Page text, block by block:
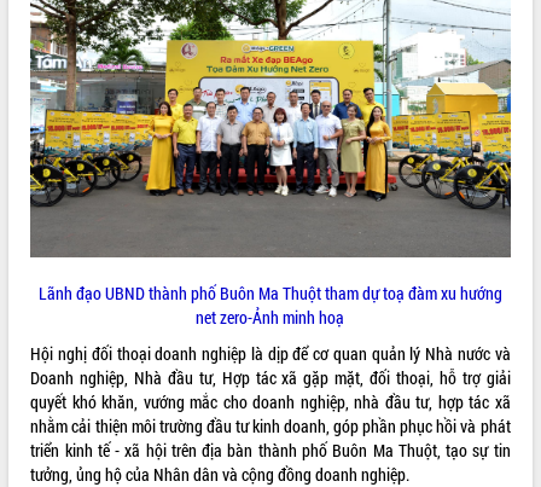
Lãnh đạo UBND thành phố Buôn Ma Thuột tham dự toạ đàm xu hướng
net zero-Ảnh minh hoạ
Hội nghị đối thoại doanh nghiệp là dịp để cơ quan quản lý Nhà nước và
Doanh nghiệp, Nhà đầu tư, Hợp tác xã gặp mặt, đối thoại, hỗ trợ giải
quyết khó khăn, vướng mắc cho doanh nghiệp, nhà đầu tư, hợp tác xã
nhằm cải thiện môi trường đầu tư kinh doanh, góp phần phục hồi và phát
triển kinh tế - xã hội trên địa bàn thành phố Buôn Ma Thuột, tạo sự tin
tưởng, ủng hộ của Nhân dân và cộng đồng doanh nghiệp.